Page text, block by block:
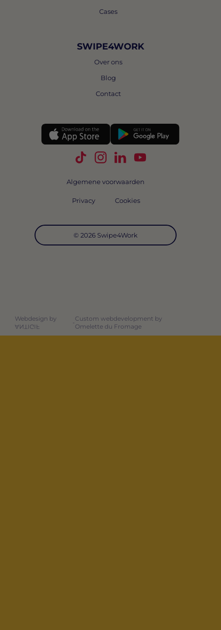
Cases
SWIPE4WORK
Over ons
Blog
Contact
Volg Swipe4Work op TikTok
Volg Swipe4Work op
Volg Swipe4Work op
Volg Swipe4Work
© 2026 Swipe4Work
Algemene voorwaarden
Privacy Cookies
Webdesign by
ANTIGIF
-
Custom webdevelopment by
Omelette du Fromage